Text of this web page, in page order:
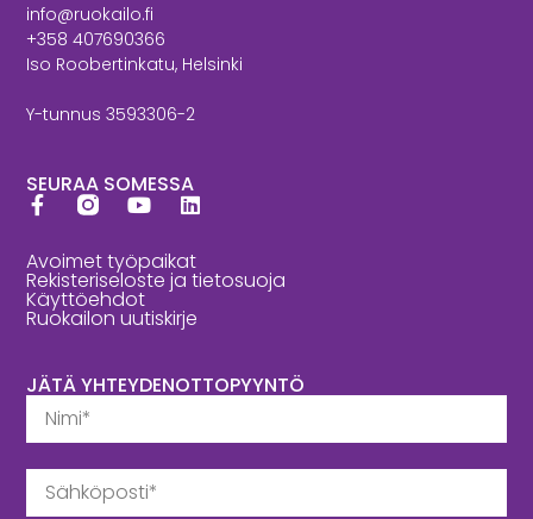
info@ruokailo.fi
+358 407690366
Iso Roobertinkatu, Helsinki
Y-tunnus 3593306-2
SEURAA SOMESSA
Avoimet työpaikat
Rekisteriseloste ja tietosuoja
Käyttöehdot
Ruokailon uutiskirje
JÄTÄ YHTEYDENOTTOPYYNTÖ